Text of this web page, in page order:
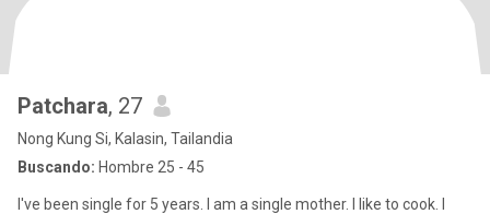
Patchara, 27
Nong Kung Si, Kalasin, Tailandia
Buscando: Hombre 25 - 45
I've been single for 5 years. I am a single mother. I like to cook. I